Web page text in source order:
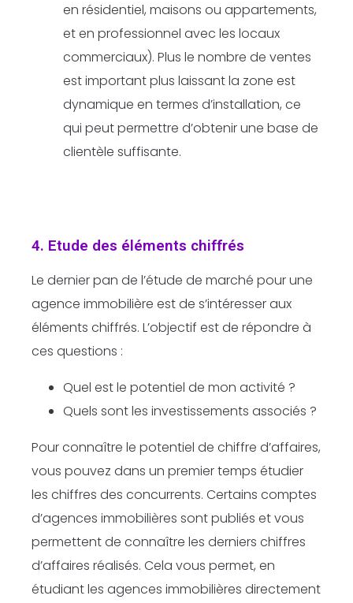
en résidentiel, maisons ou appartements,
et en professionnel avec les locaux
commerciaux). Plus le nombre de ventes
est important plus laissant la zone est
dynamique en termes d’installation, ce
qui peut permettre d’obtenir une base de
clientèle suffisante.
4. Etude des éléments chiffrés
Le dernier pan de l’étude de marché pour une
agence immobilière est de s’intéresser aux
éléments chiffrés. L’objectif est de répondre à
ces questions :
Quel est le potentiel de mon activité ?
Quels sont les investissements associés ?
Pour connaître le potentiel de chiffre d’affaires,
vous pouvez dans un premier temps étudier
les chiffres des concurrents. Certains comptes
d’agences immobilières sont publiés et vous
permettent de connaître les derniers chiffres
d’affaires réalisés. Cela vous permet, en
étudiant les agences immobilières directement